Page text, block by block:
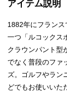
アイテム説明
1882年にフラン
一つ「ルコックス
クラウンパント型
でなく普段のファ
ズ。ゴルフやラン
どでもお使いいた